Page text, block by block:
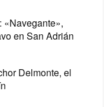
«Navegante»,
en San Adrián
Delmonte, el